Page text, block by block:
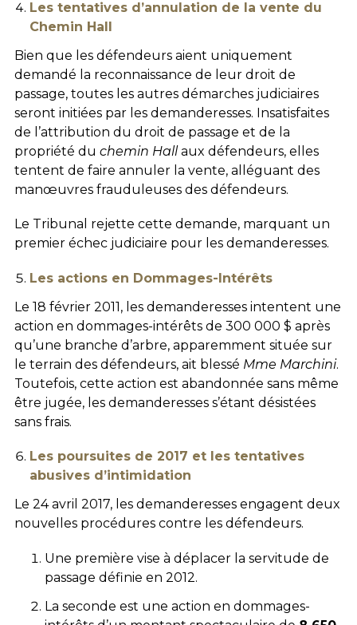
Les tentatives d’annulation de la vente du
Chemin Hall
Bien que les défendeurs aient uniquement
demandé la reconnaissance de leur droit de
passage, toutes les autres démarches judiciaires
seront initiées par les demanderesses. Insatisfaites
de l’attribution du droit de passage et de la
propriété du chemin Hallaux défendeurs, elles
tentent de faire annuler la vente, alléguant des
manœuvres frauduleuses des défendeurs.
Le Tribunal rejette cette demande, marquant un
premier échec judiciaire pour les demanderesses.
Les actions en Dommages-Intérêts
Le 18 février 2011, les demanderesses intentent une
action en dommages-intérêts de 300 000 $ après
qu’une branche d’arbre, apparemment située sur
le terrain des défendeurs, ait blessé Mme Marchini.
Toutefois, cette action est abandonnée sans même
être jugée, les demanderesses s’étant désistées
sans frais.
Les poursuites de 2017 et les tentatives
abusives d’intimidation
Le 24 avril 2017, les demanderesses engagent deux
nouvelles procédures contre les défendeurs.
Une première vise à déplacer la servitude de
passage définie en 2012.
La seconde est une action en dommages-